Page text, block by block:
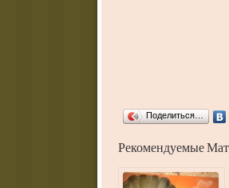
Поделиться…
Рекомендуемые